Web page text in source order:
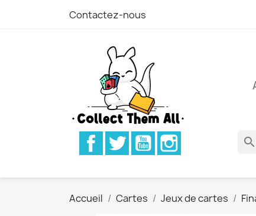
Contactez-nous
FacebookTwitterYouTube search
Accueil Cartes Jeux de cartes